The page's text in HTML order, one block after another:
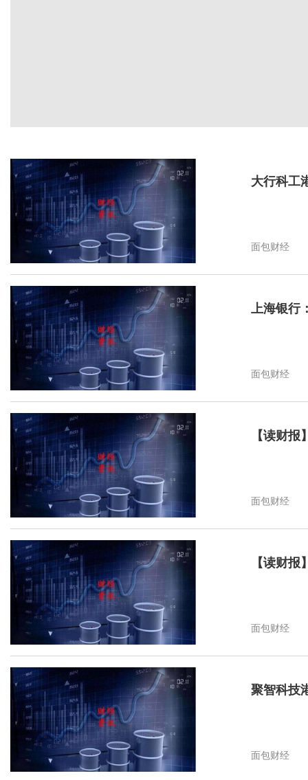
大行科工
面包财经
上海银行
面包财经
【读财
面包财经
【读财
面包财经
聚智科技
面包财经